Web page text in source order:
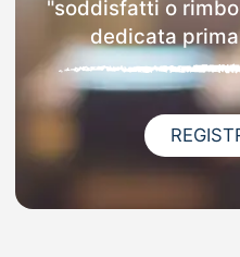
"soddisfatti o
dedicata